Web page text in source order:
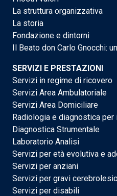
La struttura organizzativa
La storia
Fondazione e dintorni
Il Beato don Carlo Gnocchi:
SERVIZI E PRESTAZIONI
Servizi in regime di ricovero
Servizi Area Ambulatoriale
Servizi Area Domiciliare
Radiologia e diagnostica per
Diagnostica Strumentale
Laboratorio Analisi
Servizi per età evolutiva e
Servizi per anziani
Servizi per gravi
Servizi per disabili